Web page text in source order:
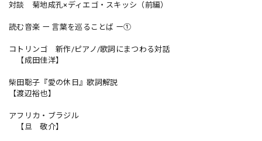
対談 菊地成孔×ディエゴ・スキッシ（前編）
読む音楽 ー 言葉を巡ることば ー①
コトリンゴ 新作/ピアノ/歌詞にまつわる対話
【成田佳洋】
柴田聡子『愛の休日』歌詞解説
【渡辺裕也】
アフリカ・ブラジル
【旦 敬介】